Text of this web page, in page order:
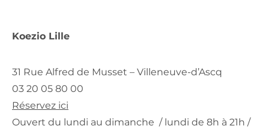
Koezio Lille
31 Rue Alfred de Musset – Villeneuve-d’Ascq
03 20 05 80 00
Réservez ici
Ouvert du lundi au dimanche / lundi de 8h à 21h /